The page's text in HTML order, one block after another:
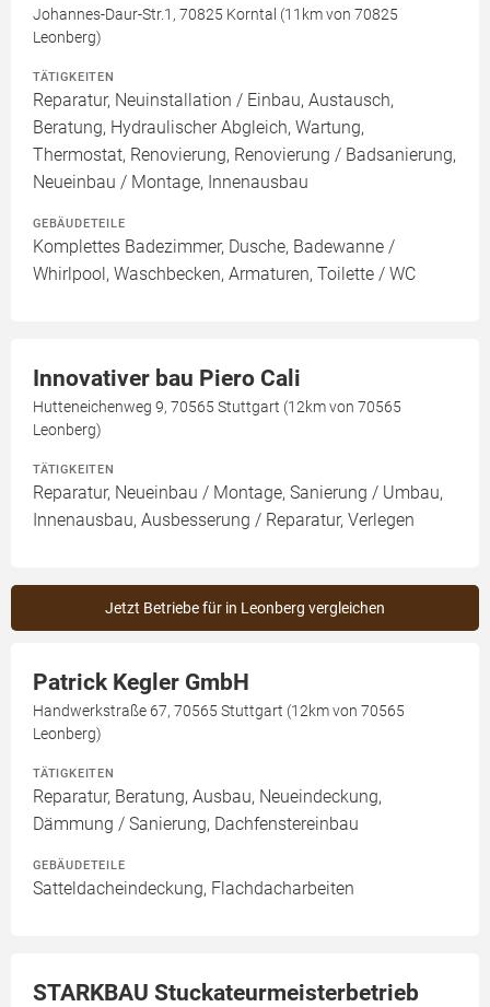
Johannes-Daur-Str.1, 70825 Korntal (11km von 70825
Leonberg)
TÄTIGKEITEN
Reparatur, Neuinstallation / Einbau, Austausch,
Beratung, Hydraulischer Abgleich, Wartung,
Thermostat, Renovierung, Renovierung / Badsanierung,
Neueinbau / Montage, Innenausbau
GEBÄUDETEILE
Komplettes Badezimmer, Dusche, Badewanne /
Whirlpool, Waschbecken, Armaturen, Toilette / WC
Innovativer bau Piero Cali
Hutteneichenweg 9, 70565 Stuttgart (12km von 70565
Leonberg)
TÄTIGKEITEN
Reparatur, Neueinbau / Montage, Sanierung / Umbau,
Innenausbau, Ausbesserung / Reparatur, Verlegen
Jetzt Betriebe für in Leonberg vergleichen
Patrick Kegler GmbH
Handwerkstraße 67, 70565 Stuttgart (12km von 70565
Leonberg)
TÄTIGKEITEN
Reparatur, Beratung, Ausbau, Neueindeckung,
Dämmung / Sanierung, Dachfenstereinbau
GEBÄUDETEILE
Satteldacheindeckung, Flachdacharbeiten
STARKBAU Stuckateurmeisterbetrieb